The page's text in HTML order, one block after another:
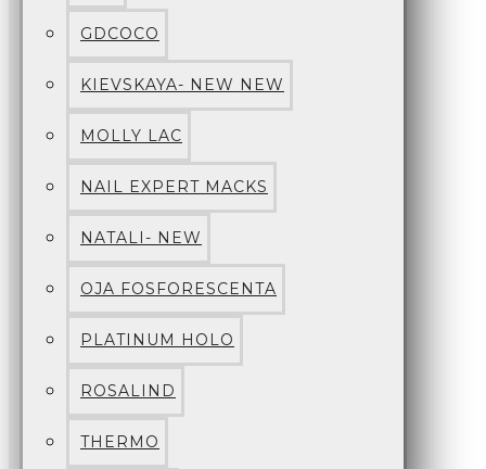
GDCOCO
KIEVSKAYA- NEW NEW
MOLLY LAC
NAIL EXPERT MACKS
NATALI- NEW
OJA FOSFORESCENTA
PLATINUM HOLO
ROSALIND
THERMO